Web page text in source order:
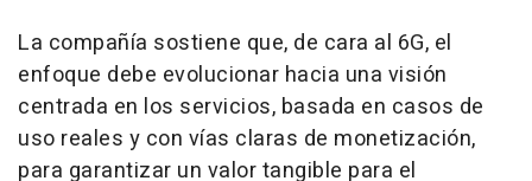
La compañía sostiene que, de cara al 6G, el
enfoque debe evolucionar hacia una visión
centrada en los servicios, basada en casos de
uso reales y con vías claras de monetización,
para garantizar un valor tangible para el